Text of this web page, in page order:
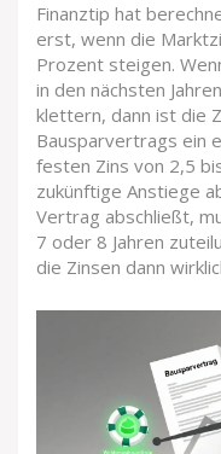
Finanztip hat
erst, wenn die
Prozent steigen.
in den nächsten
klettern, dann ist die
Bausparvertrags ein
festen Zins von 2,5
zukünftige Anstiege
Vertrag abschließt,
7 oder 8 Jahren
die Zinsen dann